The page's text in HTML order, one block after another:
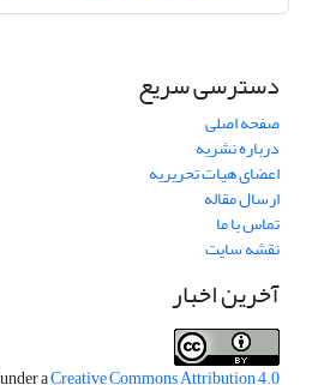
دسترسی سریع
صفحه اصلی
درباره نشریه
اعضای هیات تحریریه
ارسال مقاله
تماس با ما
نقشه سایت
آخرین اخبار